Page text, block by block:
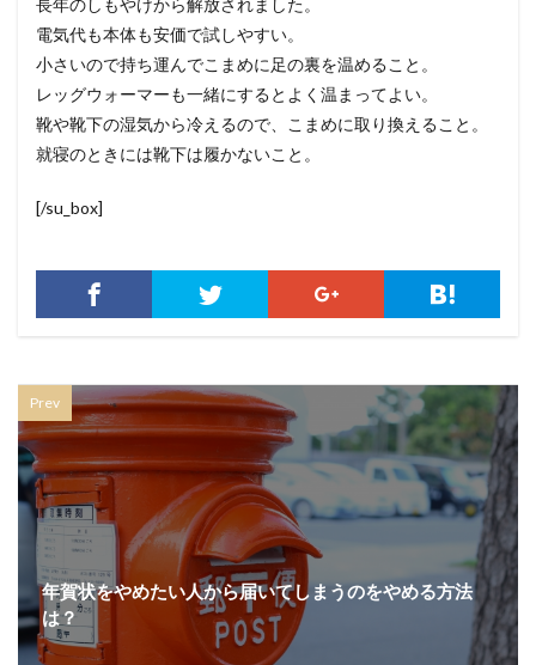
長年のしもやけから解放されました。
電気代も本体も安価で試しやすい。
小さいので持ち運んでこまめに足の裏を温めること。
レッグウォーマーも一緒にするとよく温まってよい。
靴や靴下の湿気から冷えるので、こまめに取り換えること。
就寝のときには靴下は履かないこと。
[/su_box]
Prev
年賀状をやめたい人から届いてしまうのをやめる方法
は？